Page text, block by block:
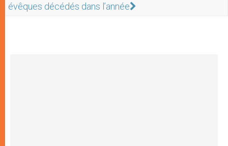
évêques décédés dans l’année